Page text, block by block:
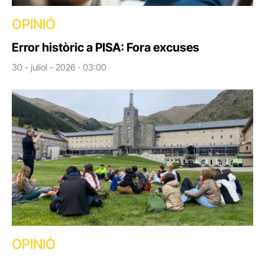
OPINIÓ
Error històric a PISA: Fora excuses
30 - juliol - 2026 · 03:00
OPINIÓ